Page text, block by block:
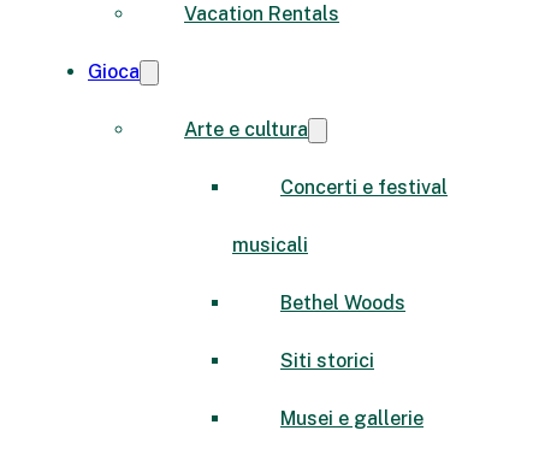
Vacation Rentals
Gioca
Arte e cultura
Concerti e festival
musicali
Bethel Woods
Siti storici
Musei e gallerie